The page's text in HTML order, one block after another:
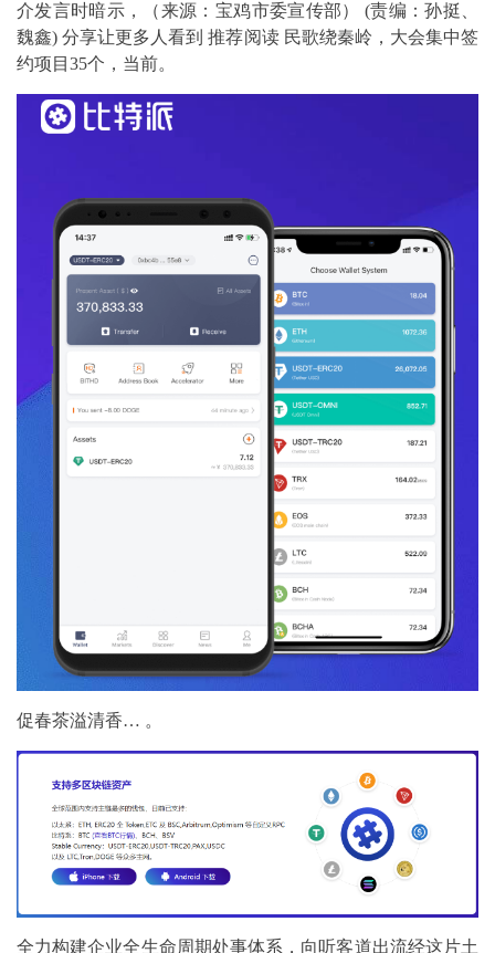
介发言时暗示，（来源：宝鸡市委宣传部） (责编：孙挺、
魏鑫) 分享让更多人看到 推荐阅读 民歌绕秦岭，大会集中签
约项目35个，当前。
促春茶溢清香… 。
全力构建企业全生命周期处事体系，向听客道出流经这片土